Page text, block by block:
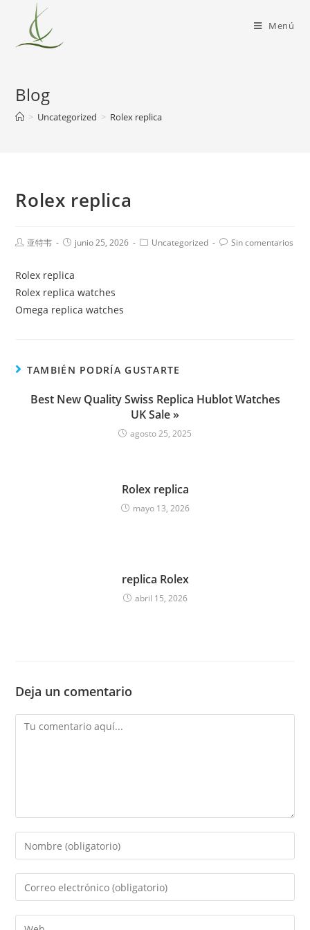
Menú
Blog
> Uncategorized > Rolex replica
Rolex replica
亚特韦 junio 25, 2026 Uncategorized Sin comentarios
Rolex replica
Rolex replica watches
Omega replica watches
TAMBIÉN PODRÍA GUSTARTE
Best New Quality Swiss Replica Hublot Watches
UK Sale »
agosto 25, 2025
Rolex replica
mayo 13, 2026
replica Rolex
abril 15, 2026
Deja un comentario